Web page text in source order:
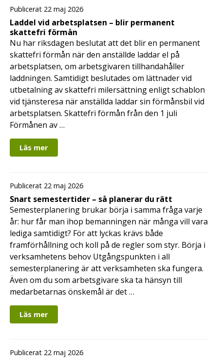
Publicerat 22 maj 2026
Laddel vid arbetsplatsen – blir permanent
skattefri förmån
Nu har riksdagen beslutat att det blir en permanent
skattefri förmån när den anställde laddar el på
arbetsplatsen, om arbetsgivaren tillhandahåller
laddningen. Samtidigt beslutades om lättnader vid
utbetalning av skattefri milersättning enligt schablon
vid tjänsteresa när anställda laddar sin förmånsbil vid
arbetsplatsen. Skattefri förmån från den 1 juli
Förmånen av …
Läs mer
Publicerat 22 maj 2026
Snart semestertider – så planerar du rätt
Semesterplanering brukar börja i samma fråga varje
år: hur får man ihop bemanningen när många vill vara
lediga samtidigt? För att lyckas krävs både
framförhållning och koll på de regler som styr. Börja i
verksamhetens behov Utgångspunkten i all
semesterplanering är att verksamheten ska fungera.
Även om du som arbetsgivare ska ta hänsyn till
medarbetarnas önskemål är det …
Läs mer
Publicerat 22 maj 2026